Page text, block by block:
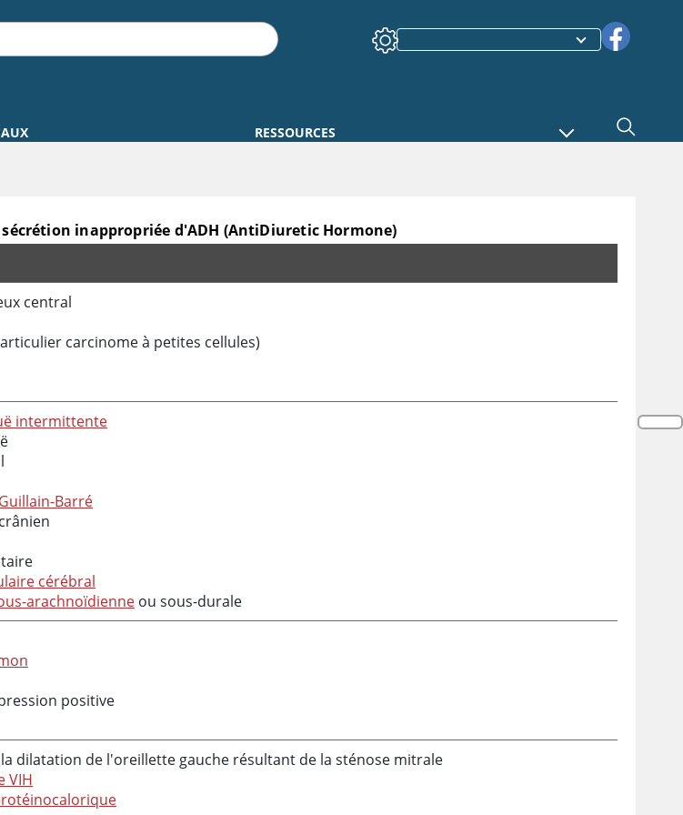
RESSOURCES
inappropriée d'ADH (AntiDiuretic Hormone)
Hormone)
central
carcinome à petites cellules)
intermittente
Barré
cérébral
arachnoïdienne ou sous-durale
positive
dilatation de l'oreillette gauche résultant de la sténose mitrale
VIH